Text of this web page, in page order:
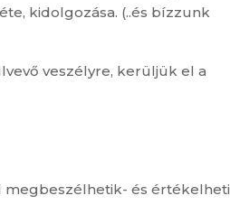
kidolgozása. (..és bízzunk
veszélyre, kerüljük el a
megbeszélhetik- és